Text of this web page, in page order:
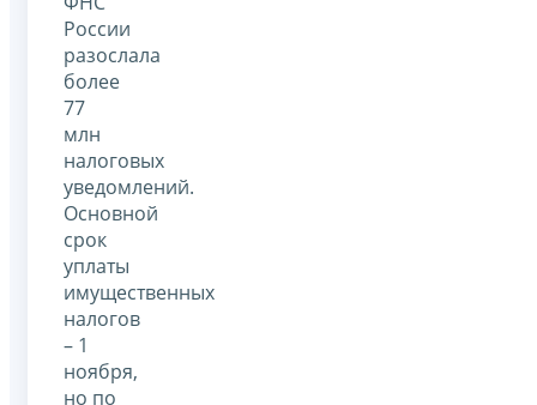
России
разослала
более
77
млн
налоговых
уведомлений.
Основной
срок
уплаты
имущественных
налогов
– 1
ноября,
но по